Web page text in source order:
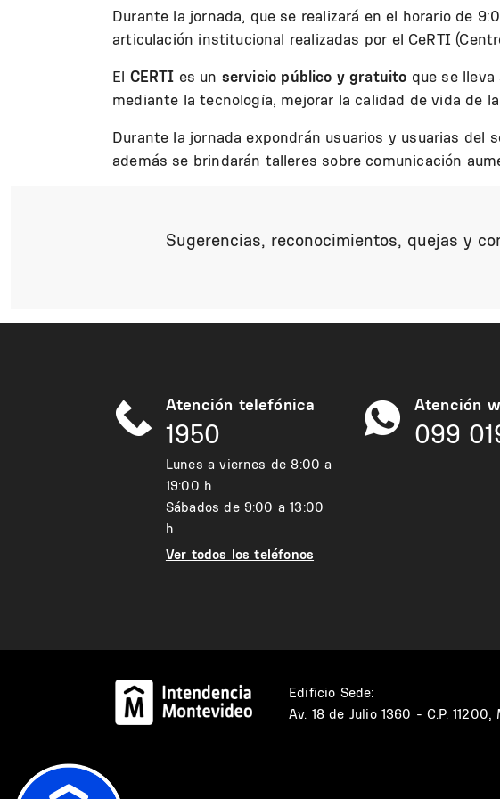
Durante la jornada, que se realizará en el horario de
articulación institucional realizadas por el CeRTI
El CERTI es un servicio público y gratuito que se lleva
mediante la tecnología, mejorar la calidad de vida de
Durante la jornada expondrán usuarios y usuarias del
además se brindarán talleres sobre comunicación
Sugerencias, reconocimientos, quejas y
Atención telefónica
1950
Lunes a viernes de 8:00 a
19:00 h
Sábados de 9:00 a 13:00
h
Ver todos los teléfonos
Atención
099
Edificio Sede:
Av. 18 de Julio 1360 - C.P.